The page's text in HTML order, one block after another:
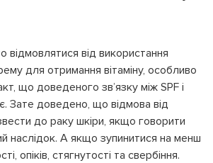
від використання
для отримання вітаміну, особливо
що доведеного зв’язку між SPF і
Зате доведено, що відмова від
до раку шкіри, якщо говорити
наслідок. А якщо зупинитися на менш
опіків, стягнутості та свербіння.